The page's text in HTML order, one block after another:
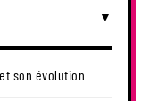
son évolution